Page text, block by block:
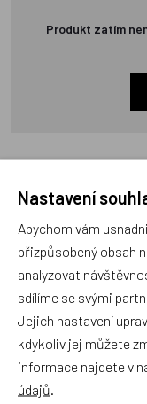
Produkt zatím
Zboží se
Matějovský,
- Vláčení
+70x90cm
NOVINKA
Nastavení
Abychom vám
přizpůsobený obsah
analyzovat
sdílíme se svými
Jejich nastavení
kdykoliv jej můžete
informace najdete v
údajů